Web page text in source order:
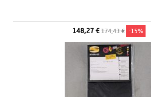
148,27 €174,43 € -15%